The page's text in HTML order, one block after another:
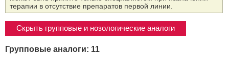
терапии в отсутствие препаратов первой линии.
Скрыть групповые и нозологические аналоги
Групповые аналоги: 11